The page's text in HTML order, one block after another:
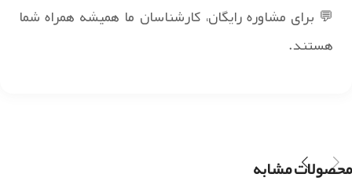
💬 برای مشاوره رایگان، کارشناسان ما همیشه همراه شما
هستند.
محصولات مشابه